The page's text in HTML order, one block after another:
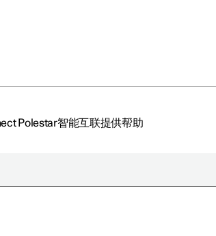
Polestar智能互联提供帮助